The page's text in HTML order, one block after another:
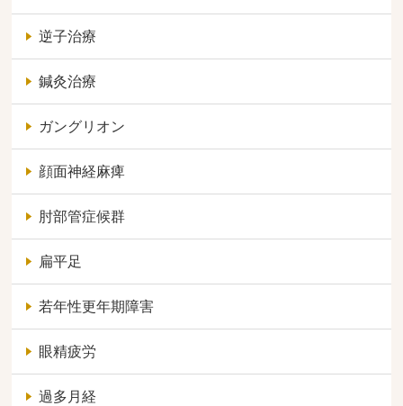
逆子治療
鍼灸治療
ガングリオン
顔面神経麻痺
肘部管症候群
扁平足
若年性更年期障害
眼精疲労
過多月経